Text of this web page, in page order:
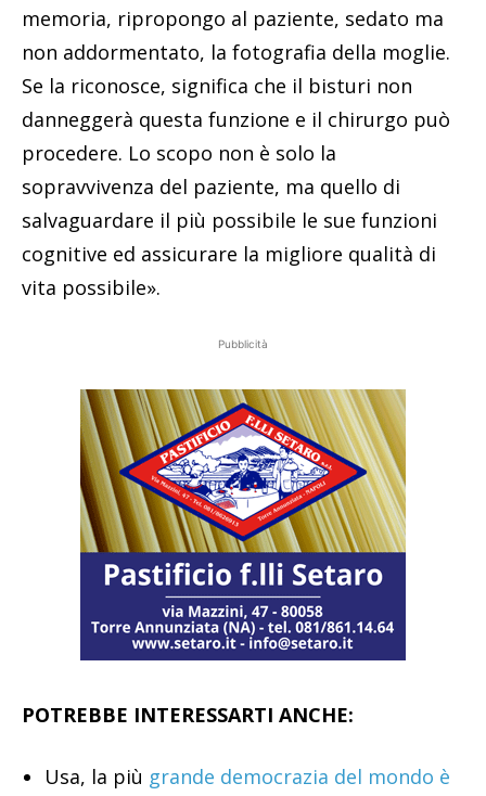
memoria, ripropongo al paziente, sedato ma
non addormentato, la fotografia della moglie.
Se la riconosce, significa che il bisturi non
danneggerà questa funzione e il chirurgo può
procedere. Lo scopo non è solo la
sopravvivenza del paziente, ma quello di
salvaguardare il più possibile le sue funzioni
cognitive ed assicurare la migliore qualità di
vita possibile».
Pubblicità
POTREBBE INTERESSARTI ANCHE:
Usa, la più grande democrazia del mondo è